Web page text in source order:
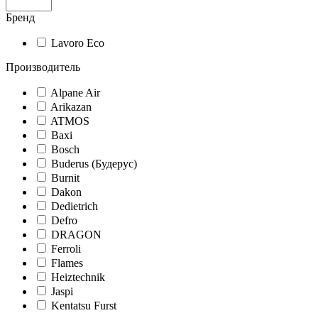
Бренд
Lavoro Eco
Производитель
Alpane Air
Arikazan
ATMOS
Baxi
Bosch
Buderus (Будерус)
Burnit
Dakon
Dedietrich
Defro
DRAGON
Ferroli
Flames
Heiztechnik
Jaspi
Kentatsu Furst